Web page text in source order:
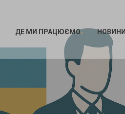
ДЕ МИ ПРАЦЮЄМО НОВИНИ